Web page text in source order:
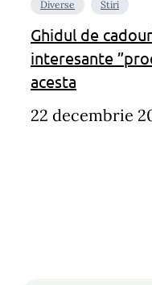
Diverse Stiri
Ghidul de
interesante
acesta
22 decembrie